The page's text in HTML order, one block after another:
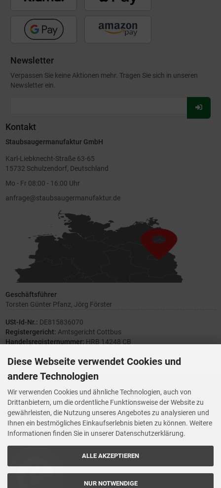
Newsletter
Verpassen Sie keine Aktionen mehr. Tragen Sie sich in unseren
Newsletter ein.
Für
Kontakt
Staubsaugermanufaktur GmbH
Karl-Liebknecht-Straße 63-65
15732 Schulzendorf, Deutschland
Mo - Fr 08:00 - 16:00 Uhr
anfrage@staubsaugermanufaktur.de
Geschäftsführer
Torsten Günter Pfanz, Jörg Förster
USt-Id-Nr.: DE815836070
Registergericht: Amtsgericht Cottbus
Handelsregisternummer: HRB 14248 CB
Ihre Meinung zählt
Vorwerk Ersatzteile
Wenn Ihnen der Service der StaubsaugerManufaktur gefallen hat,
bewerten Sie uns bitte bei Trustedshops.de
Diese Webseite verwendet Cookies und
andere Technologien
Wir verwenden Cookies und ähnliche Technologien, auch von
Drittanbietern, um die ordentliche Funktionsweise der Website zu
gewährleisten, die Nutzung unseres Angebotes zu analysieren und
Ihnen ein bestmögliches Einkaufserlebnis bieten zu können. Weitere
Informationen finden Sie in unserer Datenschutzerklärung.
ALLE AKZEPTIEREN
NUR NOTWENDIGE